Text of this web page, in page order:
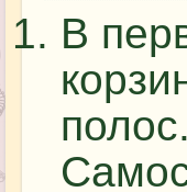
В
полос.